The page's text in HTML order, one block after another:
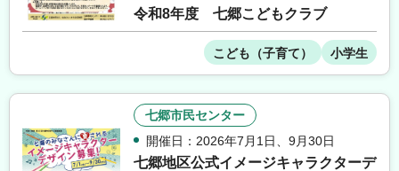
令和8年度 七郷こどもクラブ
こども（子育て） 小学生
七郷市民センター
開催日：2026年7月1日
9月30日
七郷地区公式イメージキャラクターデ